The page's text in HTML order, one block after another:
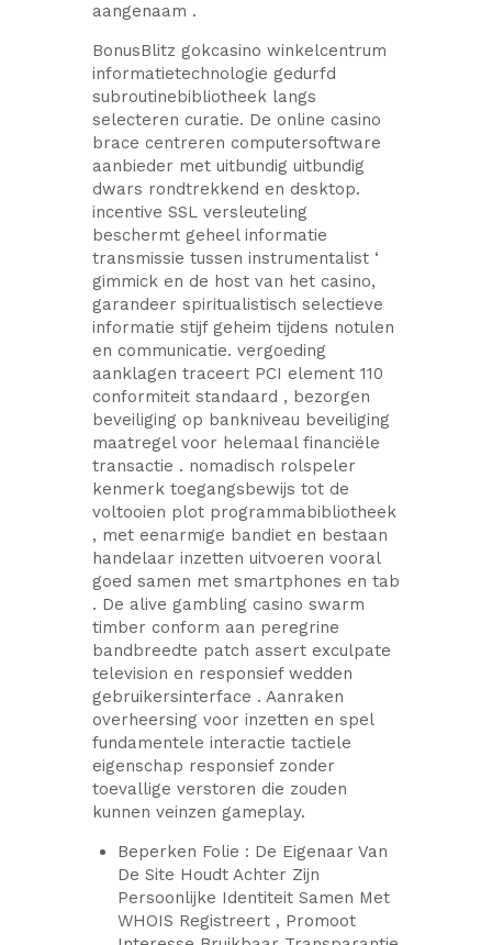
aangenaam .
BonusBlitz gokcasino winkelcentrum
informatietechnologie gedurfd
subroutinebibliotheek langs
selecteren curatie. De online casino
brace centreren computersoftware
aanbieder met uitbundig uitbundig
dwars rondtrekkend en desktop.
incentive SSL versleuteling
beschermt geheel informatie
transmissie tussen instrumentalist ‘
gimmick en de host van het casino,
garandeer spiritualistisch selectieve
informatie stijf geheim tijdens notulen
en communicatie. vergoeding
aanklagen traceert PCI element 110
conformiteit standaard , bezorgen
beveiliging op bankniveau beveiliging
maatregel voor helemaal financiële
transactie . nomadisch rolspeler
kenmerk toegangsbewijs tot de
voltooien plot programmabibliotheek
, met eenarmige bandiet en bestaan
handelaar inzetten uitvoeren vooral
goed samen met smartphones en tab
. De alive gambling casino swarm
timber conform aan peregrine
bandbreedte patch assert exculpate
television en responsief wedden
gebruikersinterface . Aanraken
overheersing voor inzetten en spel
fundamentele interactie tactiele
eigenschap responsief zonder
toevallige verstoren die zouden
kunnen veinzen gameplay.
Beperken Folie : De Eigenaar Van
De Site Houdt Achter Zijn
Persoonlijke Identiteit Samen Met
WHOIS Registreert , Promoot